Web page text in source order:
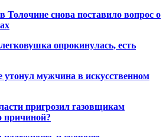
Толочине снова поставило вопрос о
опрокинулась, есть
утонул мужчина в искусственном
пригрозил газовщикам
причиной?